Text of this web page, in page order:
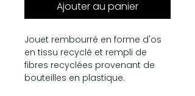
Ajouter au panier
Jouet rembourré en forme d'os
en tissu recyclé et rempli de
fibres recyclées provenant de
bouteilles en plastique.